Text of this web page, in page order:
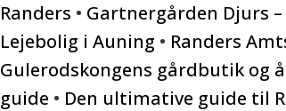
Randers • Gartnergården Djurs –
Lejebolig i Auning • Randers
Gulerodskongens gårdbutik og
guide • Den ultimative guide til